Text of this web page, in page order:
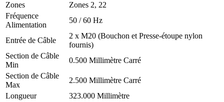
Zones
Zones 2, 22
Fréquence
Alimentation
50 / 60 Hz
Entrée de Câble
2 x M20 (Bouchon et Presse-étoupe nylon
fournis)
Section de Câble
Min
0.500 Millimètre Carré
Section de Câble
Max
2.500 Millimètre Carré
Longueur
323.000 Millimètre